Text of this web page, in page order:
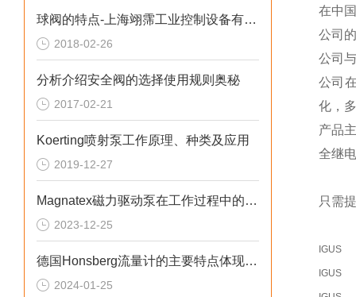
球阀的特点-上海翊霈工业控制设备有限公司
2018-02-26
分析介绍安全阀的选择使用规则奥秘
2017-02-21
Koerting喷射泵工作原理、种类及应用
2019-12-27
Magnatex磁力驱动泵在工作过程中的具体原理
2023-12-25
德国Honsberg流量计的主要特点体现在哪些方面？
2024-01-25
在中
公司
公司
公司
化，
产品
全继
只需
IGUS
IGUS